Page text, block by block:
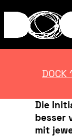
DOCK
Die
besser
mit